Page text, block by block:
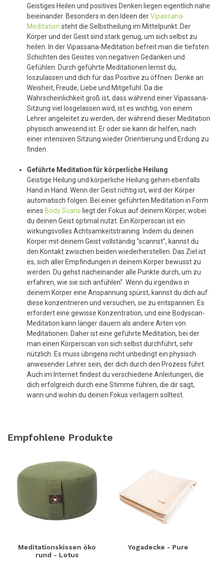
Geistiges Heilen und positives Denken liegen eigentlich nahe
beieinander. Besonders in den Ideen derVipassana-
Meditation steht die Selbstheilung im Mittelpunkt. Der
Körper und der Geist sind stark genug, um sich selbst zu
heilen. In der Vipassana-Meditation befreit man die tiefsten
Schichten des Geistes von negativen Gedanken und
Gefühlen. Durch geführte Meditationen lernst du,
loszulassen und dich für das Positive zu öffnen. Denke an
Weisheit, Freude, Liebe und Mitgefühl. Da die
Wahrscheinlichkeit groß ist, dass während einer Vipassana-
Sitzung viel losgelassen wird, ist es wichtig, von einem
Lehrer angeleitet zu werden, der während dieser Meditation
physisch anwesend ist. Er oder sie kann dir helfen, nach
einer intensiven Sitzung wieder Orientierung und Erdung zu
finden.
Geführte Meditation für körperliche Heilung
Geistige Heilung und körperliche Heilung gehen ebenfalls
Hand in Hand. Wenn der Geist richtig ist, wird der Körper
automatisch folgen. Bei einer geführten Meditation in Form
eines Body Scans liegt der Fokus auf deinem Körper, wobei
du deinen Geist optimal nutzt. Ein Körperscan ist ein
wirkungsvolles Achtsamkeitstraining. Indem du deinen
Körper mit deinem Geist vollständig "scannst", kannst du
den Kontakt zwischen beiden wiederherstellen. Das Ziel ist
es, sich aller Empfindungen in deinem Körper bewusst zu
werden. Du gehst nacheinander alle Punkte durch, um zu
erfahren, wie sie sich anfühlen". Wenn du irgendwo in
deinem Körper eine Anspannung spürst, kannst du dich auf
diese konzentrieren und versuchen, sie zu entspannen. Es
erfordert eine gewisse Konzentration, und eine Bodyscan-
Meditation kann länger dauern als andere Arten von
Meditationen. Daher ist eine geführte Meditation, bei der
man einen Körperscan von sich selbst durchführt, sehr
nützlich. Es muss übrigens nicht unbedingt ein physisch
anwesender Lehrer sein, der dich durch den Prozess führt.
Auch im Internet findest du verschiedene Anleitungen, die
dich erfolgreich durch eine Stimme führen, die dir sagt,
wann und wohin du deinen Fokus verlagern solltest.
Empfohlene Produkte
Meditationskissen öko
rund - Lotus
Yogadecke - Pure